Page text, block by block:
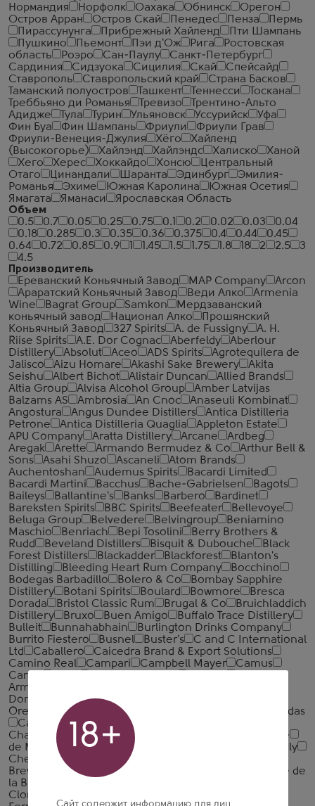
Нормандия
Норфолк Оахака Обнинск
Орегон
Остров Арран
Остров Скай Пенедес Пенза
Пермь
Пирассунунга
Прибрежный Хайленд
Пти Шампань
Пушкино
Пьемонт Пэи д'Ож Рига
Ростовская
область
Роэро Сан-Паулу
Санкт-Петербург
Сардиния
Сидзуока Сицилия Скай
Спейсайд
Ставрополь
Ставропольский край
Страна Басков
Таманский полуостров
Ташкент Теннесси
Тоскана
Треббьяно ди Романья
Тревизо
Трентино-Альто
Адидже
Тула Турин Ульяновск Уссурийск
Уфа
Фин Буа
Фин Шампань Фриули
Фриули Грав
Фриули-Венеция-Джулия
Хёго
Хайленд
(Высокогорье)
Хайлэнд Хайлэндс Халиско
Ханой
Хего
Херес Хоккайдо Хонсю
Центральный
Отаго
Цинандали Шаранта Эдинбург
Эмилия-
Романья
Эхиме Южная Каролина
Южная Осетия
Ямагата
Яманаси
Ярославская Область
Объем
0.5
0.7 0.05 0.25 0.75 0.1 0.2 0.02 0.03
0.04
0.18
0.285 0.3 0.35 0.36 0.375 0.4 0.44
0.45
0.64
0.72 0.85 0.9 1.45 1.5 1.75 1.8 18 2 2.5
3
4.5
Производитель
Ереванский Коньячный Завод
MAP Company
Arcon
Араратский Коньячный Завод
Веди Алко
Armenia
Wine
Bagrat Group Samkon
Мердзаванский
коньячный завод
Национал Алко
Прошянский
Коньячный Завод
327 Spirits A. de Fussigny
A. H.
Riise Spirits
A.E. Dor Cognac Aberfeldy
Aberlour
Distillery
Absolut Aceo ADS Spirits
Agrotequilera de
Jalisco
Aizu Homare Akashi Sake Brewery
Akita
Seishu
Albert Bichot Alistair Duncan
Allied Brands
Altia Group
Alvisa Alcohol Group
Amber Latvijas
Balzams AS
Ambrosia An Cnoc
Anaseuli Kombinat
Angostura
Angus Dundee Distillers
Antica Distilleria
Petrone
Antica Distilleria Quaglia
Appleton Estate
APU Company
Aratta Distillery Arcane
Ardbeg
Aregak
Arette Armando Bermudez & Co
Arthur Bell &
Sons
Asahi Shuzo Ascaneli
Atom Brands
Auchentoshan
Audemus Spirits
Bacardi Limited
Bacardi Martini
Bacchus Bache-Gabrielsen
Bagots
Baileys
Ballantine's Banks Barbero
Bardinet
Bareksten Spirits
BBC Spirits Beefeater
Bellevoye
Beluga Group
Belvedere Belvingroup
Beniamino
Maschio
Benriach Bepi Tosolini
Berry Brothers &
Rudd
Beveland Distillers Bisquit & Dubouche
Black
Forest Distillers
Blackadder Blackforest
Blanton's
Distilling
Bleeding Heart Rum Company
Bocchino
Bodegas Barbadillo
Bolero & Co
Bombay Sapphire
Distillery
Botani Spirits Boulard Bowmore
Bresca
Dorada
Bristol Classic Rum Brugal & Co
Bruichladdich
Distillery
Bruxo Buen Amigo
Buffalo Trace Distillery
Bulleit
Bunnahabhain
Burlington Drinks Company
Burrito Fiestero
Busnel Buster's
C and C International
Ltd
Caballero
Caicedra Brand & Export Solutions
Camino Real
Campari Campbell Mayer
Camus
Caney
Armando Guillermo Prieto
Don Roberto
Casa Lumbre
Orendain
Casa Perro Santo
Casa Tequilera de Arandas
Casoni
Castarede Cavino
Chabot Armagnac
Abkhaz
de Laubade
de Montifaud
du Breuil
Saint Aubin/Westphal Family
Chevrillon
Chivas Brothers
Brewery
Choya Umeshu
Cidrerie de
la Brique
Clonakilty Distillery
18+
Сайт содержит информацию для лиц